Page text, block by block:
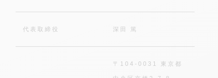
代表取締役 深田 篤
〒104-0031 東京都